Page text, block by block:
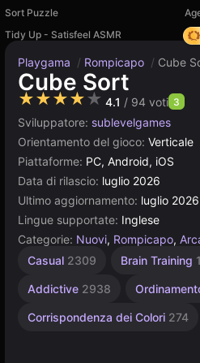
Sort Puzzle
Tidy Up - Satisfeel ASMR
Playgama / Rompicapo / Cube
Cube Sort
★★★★★ 4.1 / 94 voti 3
Sviluppatore: sublevelgames
Orientamento del gioco: Verticale
Piattaforme: PC, Android, iOS
Data di rilascio: luglio 2026
Ultimo aggiornamento: luglio 2026
Lingue supportate: Inglese
Categorie: Nuovi, Rompicapo,
Casual 2309 Brain Training
Addictive 2938
Corrispondenza dei Colori 274
Azione
255